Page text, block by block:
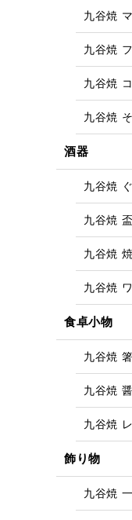
九谷焼
九谷焼
九谷焼
九谷焼
酒器
九谷焼
九谷焼 盃
九谷焼
九谷焼
食卓小物
九谷焼
九谷焼
九谷焼
飾り物
九谷焼